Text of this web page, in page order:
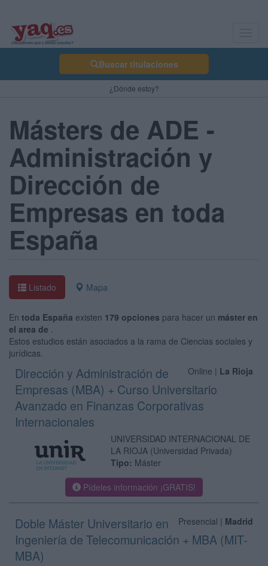
Buscar titulaciones
¿Dónde estoy?
Másters de ADE -
Administración y
Dirección de
Empresas en toda
España
Listado Mapa
En toda España existen 179 opciones para hacer un máster en
el area de .
Estos estudios están asociados a la rama de Ciencias sociales y
jurídicas.
Online | La Rioja
Dirección y Administración de
Empresas (MBA) + Curso Universitario
Avanzado en Finanzas Corporativas
Internacionales
UNIVERSIDAD INTERNACIONAL DE
LA RIOJA (Universidad Privada)
Tipo: Máster
Pídeles información ¡GRATIS!
Presencial | Madrid
Doble Máster Universitario en
Ingeniería de Telecomunicación + MBA (MIT-
MBA)